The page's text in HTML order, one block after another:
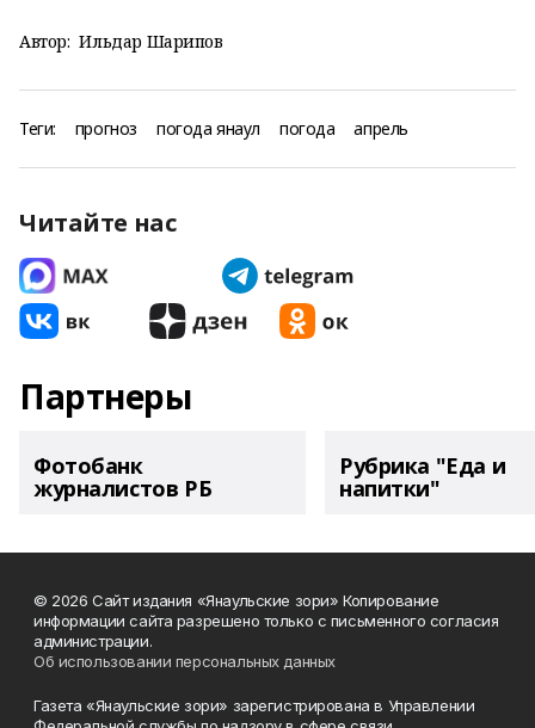
Автор: Ильдар Шарипов
Теги: прогноз погода янаул погода апрель
Читайте нас
Партнеры
Фотобанк
журналистов РБ
Рубрика "Еда и
напитки"
© 2026 Сайт издания «Янаульские зори» Копирование
информации сайта разрешено только с письменного согласия
администрации.
Об использовании персональных данных
Газета «Янаульские зори» зарегистрирована в Управлении